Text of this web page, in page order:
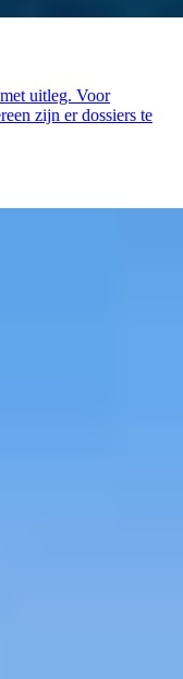
uitleg. Voor
zijn er dossiers te